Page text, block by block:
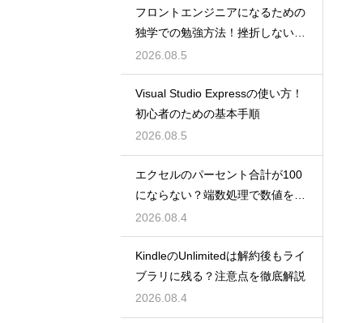
フロントエンジニアになるための
独学での勉強方法！挫折しない学
習計画
2026.08.5
Visual Studio Expressの使い方！
初心者のための基本手順
2026.08.5
エクセルのパーセント合計が100
にならない？端数処理で数値を合
わせる技
2026.08.4
KindleのUnlimitedは解約後もライ
ブラリに残る？注意点を徹底解説
2026.08.4